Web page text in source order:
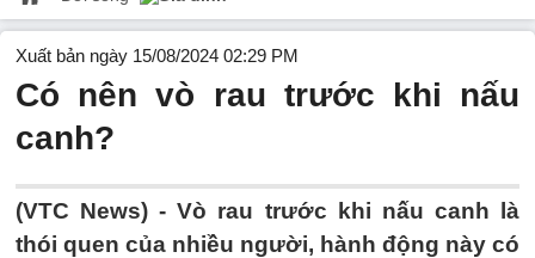
Xuất bản ngày 15/08/2024 02:29 PM
Có nên vò rau trước khi nấu
canh?
(VTC News) -Vò rau trước khi nấu canh là
thói quen của nhiều người, hành động này có